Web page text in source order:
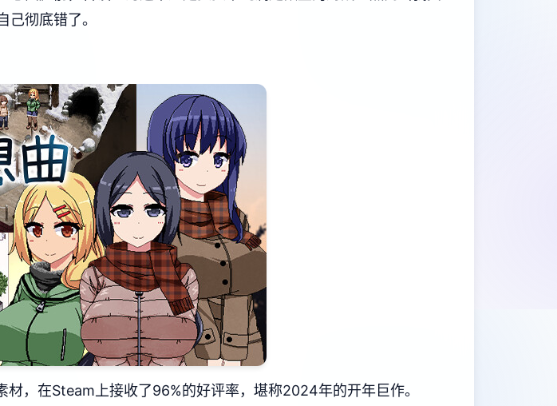
彻底错了。
，在Steam上接收了​​96%的好评率​​，堪称2024年的开年巨作。